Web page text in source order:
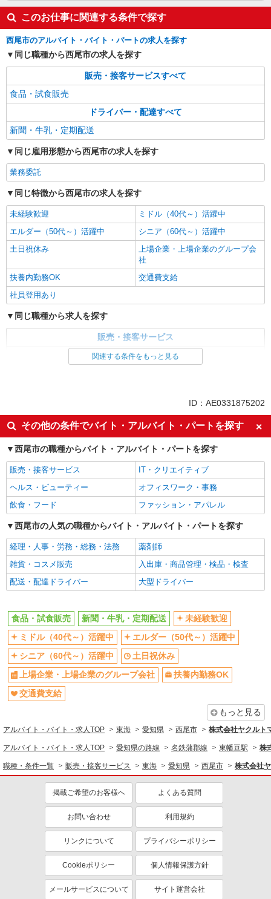
このお仕事に関連する条件で探す
西尾市のアルバイト・バイト・パートの求人を探す
同じ職種から西尾市の求人を探す
販売・接客サービスすべて
食品・試食販売
ドライバー・配達すべて
新聞・牛乳・定期配送
同じ雇用形態から西尾市の求人を探す
業務委託
同じ特徴から西尾市の求人を探す
未経験歓迎
ミドル（40代～）活躍中
エルダー（50代～）活躍中
シニア（60代～）活躍中
土日祝休み
上場企業・上場企業のグループ会
社
扶養内勤務OK
交通費支給
社員登用あり
同じ職種から求人を探す
販売・接客サービス
未経験歓迎
ミドル（40代～）活躍中
土日祝休み
上場企業・上場企業のグループ会
社
扶養内勤務OK
交通費支給
社員登用あり
関連する条件をもっと見る
ID：AE0331875202
その他の条件でバイト・アルバイト・パートを探す
西尾市の職種からバイト・アルバイト・パートを探す
販売・接客サービス
IT・クリエイティブ
ヘルス・ビューティー
オフィスワーク・事務
飲食・フード
ファッション・アパレル
西尾市の人気の職種からバイト・アルバイト・パートを探す
経理・人事・労務・総務・法務
薬剤師
雑貨・コスメ販売
入出庫・商品管理・検品・検査
配送・配達ドライバー
大型ドライバー
食品・試食販売 新聞・牛乳・定期配送
未経験歓迎
ミドル（40代～）活躍中
エルダー（50代～）活躍中
シニア（60代～）活躍中
土日祝休み
上場企業・上場企業のグループ会社
扶養内勤務OK
交通費支給
もっと見る
アルバイト・バイト・求人TOP 東海 愛知県 西尾市 株式会社ヤクルト
アルバイト・バイト・求人TOP 愛知県の路線 名鉄蒲郡線 東幡豆駅 株
職種・条件一覧 販売・接客サービス 東海 愛知県 西尾市 株式会社
掲載ご希望のお客様へ よくある質問
お問い合わせ 利用規約
リンクについて プライバシーポリシー
Cookieポリシー 個人情報保護方針
メールサービスについて サイト運営会社